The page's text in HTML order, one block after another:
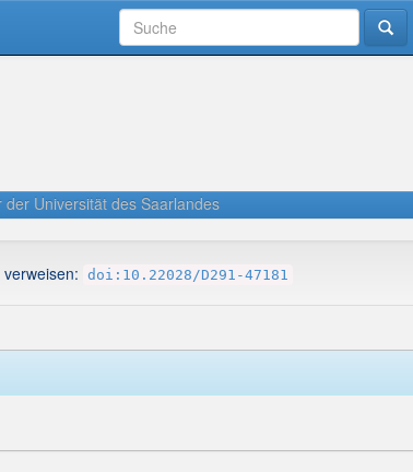
Universität des Saarlandes
doi:10.22028/D291-47181